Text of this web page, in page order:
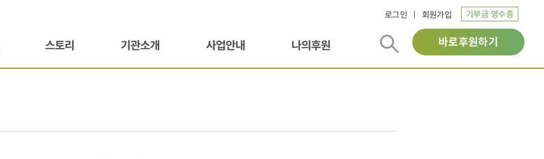
로그인 회원가입 기부금 영수증
스토리 기관소개 사업안내 나의후원 바로후원하기